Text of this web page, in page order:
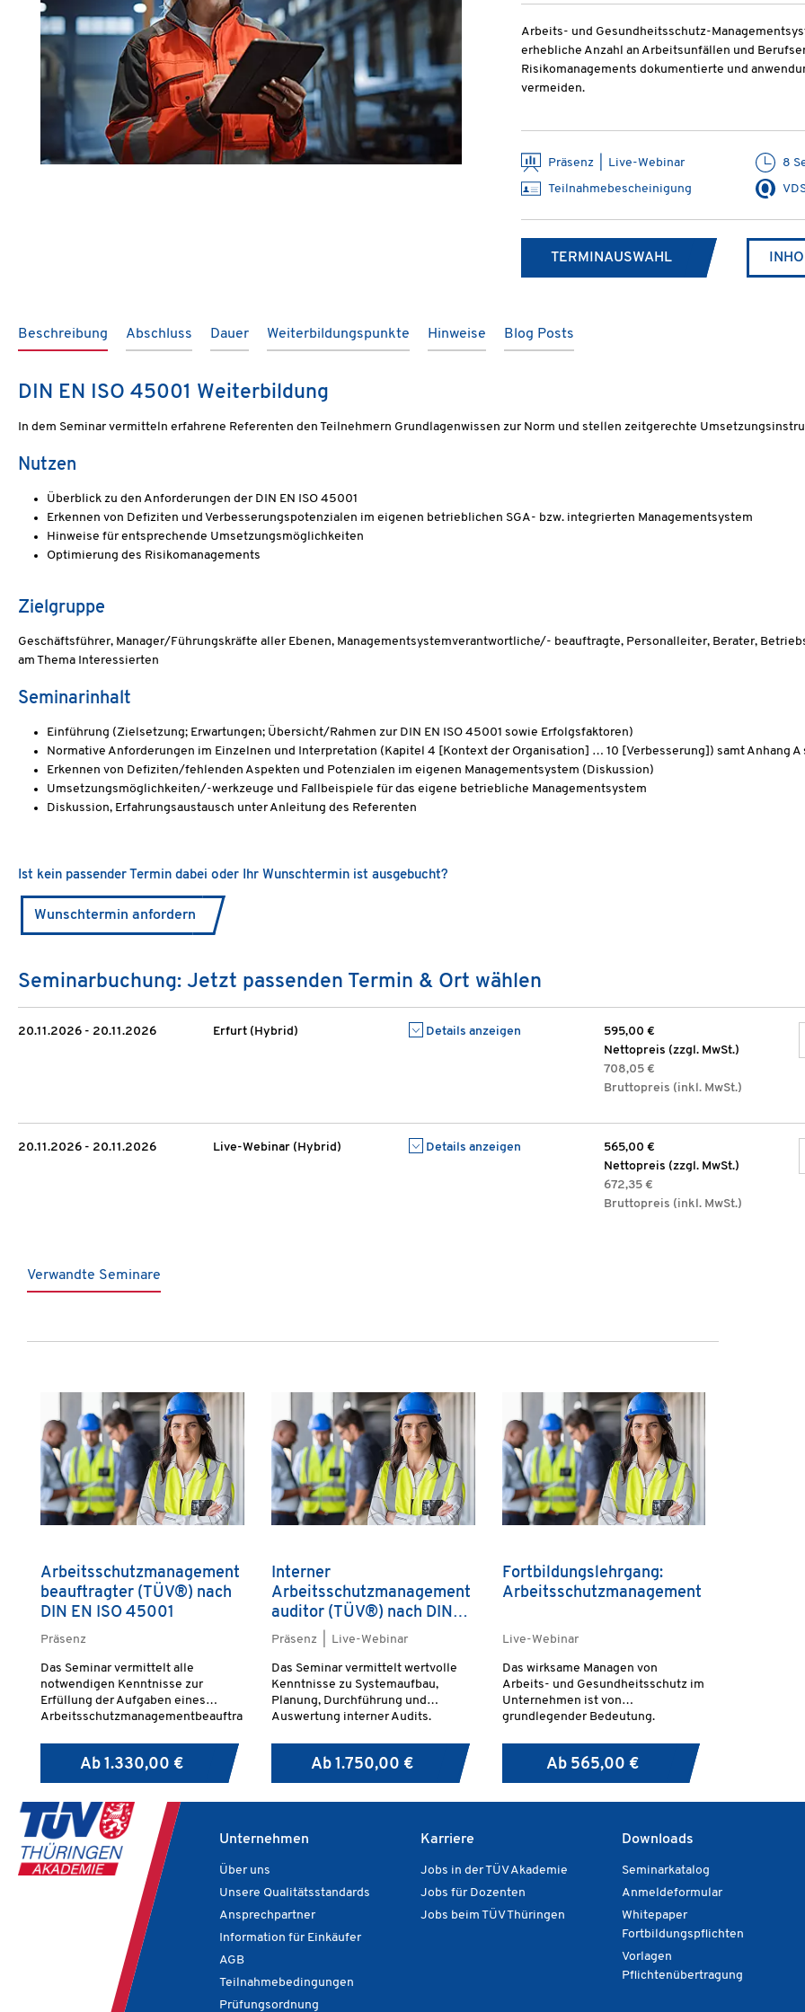
Arbeits- und Gesundheitsschutz-
erhebliche Anzahl an Arbeitsunfällen und
Risikomanagements dokumentierte und
vermeiden.
Präsenz | Live-Webinar 8
Teilnahmebescheinigung
TERMINAUSWAHL
Beschreibung Abschluss Dauer Weiterbildungspunkte Hinweise Blog Posts
DIN EN ISO 45001 Weiterbildung
In dem Seminar vermitteln erfahrene Referenten den Teilnehmern Grundlagenwissen zur Norm und stellen zeitgerechte
Nutzen
Überblick zu den Anforderungen der DIN EN ISO 45001
Erkennen von Defiziten und Verbesserungspotenzialen im eigenen betrieblichen SGA- bzw. integrierten Managementsystem
Hinweise für entsprechende Umsetzungsmöglichkeiten
Optimierung des Risikomanagements
Zielgruppe
Geschäftsführer, Manager/Führungskräfte aller Ebenen, Managementsystemverantwortliche/- beauftragte, Personalleiter, Berater,
am Thema Interessierten
Seminarinhalt
Einführung (Zielsetzung; Erwartungen; Übersicht/Rahmen zur DIN EN ISO 45001 sowie Erfolgsfaktoren)
Normative Anforderungen im Einzelnen und Interpretation (Kapitel 4 [Kontext der Organisation] … 10 [Verbesserung]) samt Anhang A
Erkennen von Defiziten/fehlenden Aspekten und Potenzialen im eigenen Managementsystem (Diskussion)
Umsetzungsmöglichkeiten/-werkzeuge und Fallbeispiele für das eigene betriebliche Managementsystem
Diskussion, Erfahrungsaustausch unter Anleitung des Referenten
Ist kein passender Termin dabei oder Ihr Wunschtermin ist ausgebucht?
Wunschtermin anfordern
Seminarbuchung: Jetzt passenden Termin & Ort wählen
20.11.2026 - 20.11.2026 Erfurt (Hybrid) Details anzeigen
595,00 €
Nettopreis (zzgl. MwSt.)
708,05 €
Bruttopreis (inkl. MwSt.)
20.11.2026 - 20.11.2026 Live-Webinar (Hybrid) Details anzeigen
565,00 €
Nettopreis (zzgl. MwSt.)
672,35 €
Bruttopreis (inkl. MwSt.)
Verwandte Seminare
Arbeitsschutzmanagement
beauftragter (TÜV®) nach
DIN EN ISO 45001
Präsenz
Das Seminar vermittelt alle
notwendigen Kenntnisse zur
Erfüllung der Aufgaben eines
Arbeitsschutzmanagementbeauftra
45001 bis hin zu Zertifizierung und
Auditierung.
Ab 1.330,00 €
Interner
Arbeitsschutzmanagement
auditor (TÜV®) nach DIN
EN ISO 45001
Präsenz | Live-Webinar
Das Seminar vermittelt wertvolle
Kenntnisse zu Systemaufbau,
Planung, Durchführung und
Auswertung interner Audits.
Ab1.750,00 €
Fortbildungslehrgang:
Arbeitsschutzmanagement
Live-Webinar
Das wirksame Managen von
Arbeits- und Gesundheitsschutz im
Unternehmen ist von
grundlegender Bedeutung.
Arbeitgeber als auch für die
Wirtschaft insgesamt eine ernste
Ab 565,00 €
Unternehmen
Über uns
Unsere Qualitätsstandards
Ansprechpartner
Information für Einkäufer
AGB
Teilnahmebedingungen
Prüfungsordnung
Karriere
Jobs in der TÜV Akademie
Jobs für Dozenten
Jobs beim TÜV Thüringen
Downloads
Seminarkatalog
Anmeldeformular
Whitepaper
Fortbildungspflichten
Vorlagen
Pflichtenübertragung